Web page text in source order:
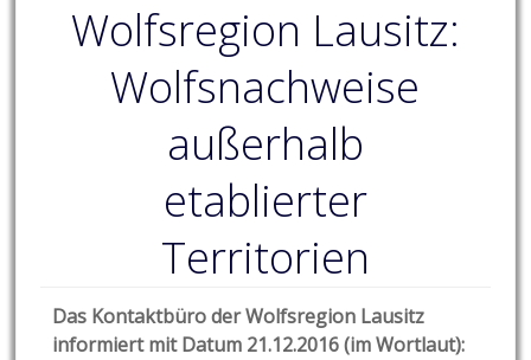
Wolfsregion Lausitz:
Wolfsnachweise
außerhalb
etablierter
Territorien
Das Kontaktbüro der Wolfsregion Lausitz
informiert mit Datum 21.12.2016 (im Wortlaut):